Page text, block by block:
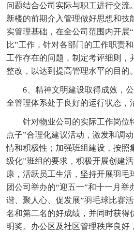
问题结合公司实际与职工进行交流
新楼的前期介入管理做好思想和技
实管理基础，在全公司范围内开展
比”工作，针对各部门的工作职责
工作存在的问题，制定考评细则，
整改，以达到提高管理水平的目的。
6、精神文明建设取得成效，
全管理体系处于良好的运行状态，
针对物业公司的实际工作岗位
点子”合理化建议活动，激发和调
情和积极性；加强班组建设，按照
级化”班组的要求，积极开展创建
康，活跃员工生活，坚持开展羽毛
团公司举办的“迎五一”和十一月举
谐、聚人心、促发展”羽毛球比赛
名和第二名的好成绩，并同时获得
明奖。办公区及社区管理秩序良好